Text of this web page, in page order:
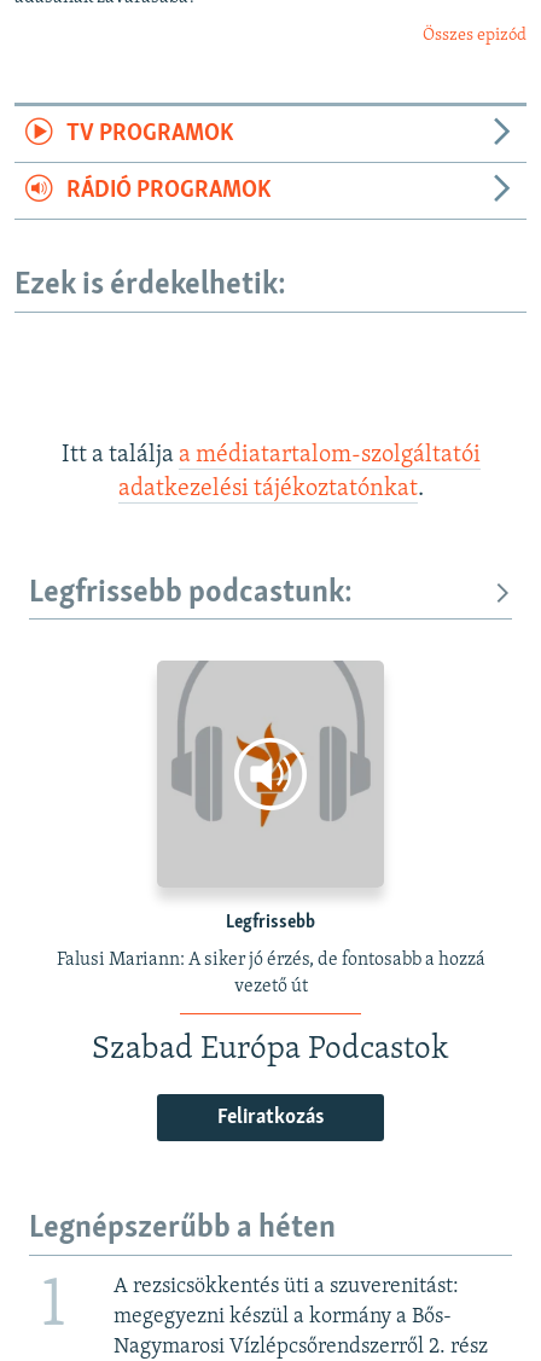
Összes epizód
TV PROGRAMOK
RÁDIÓ PROGRAMOK
Ezek is érdekelhetik:
Itt a találja a médiatartalom-szolgáltatói
adatkezelési tájékoztatónkat.
Legfrissebb podcastunk:
Legfrissebb
Falusi Mariann: A siker jó érzés, de fontosabb a hozzá
vezető út
Szabad Európa Podcastok
Feliratkozás
Legnépszerűbb a héten
1
A rezsicsökkentés üti a szuverenitást:
megegyezni készül a kormány a Bős-
Nagymarosi Vízlépcsőrendszerről 2. rész